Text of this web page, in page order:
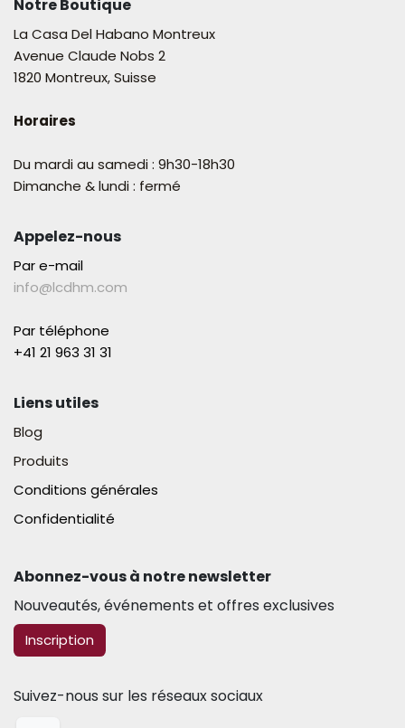
Notre Boutique
La Casa Del Habano Montreux
Avenue Claude Nobs 2
1820 Montreux, Suisse
Horaires
Du mardi au samedi : 9h30-18h30
Dimanche & lundi : fermé
Appelez-nous
Par e-mail
info@lcdhm.com
Par téléphone
+41 21 963 31 31​
Liens utiles
Blog
Produits
Conditions générales
Confidentialité
Abonnez-vous à notre newsletter​
Nouveautés, événements et offres exclusives
​​​​Inscription
Suivez-nous sur les réseaux sociaux